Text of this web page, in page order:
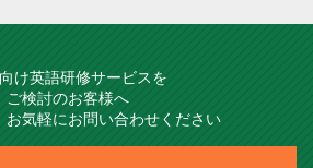
け英語研修サービスを
ご検討のお客様へ
お気軽にお問い合わせください